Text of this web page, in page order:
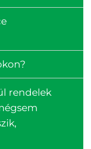
rendelek